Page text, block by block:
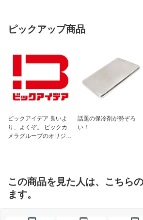
仕様2
前輪ストッパー
ピックアップ商品
ビックアイデア 良いよ
り、よくぞ。 ビックカ
メラグループのオリジナ
話題の保冷剤が勢ぞろ
い！
この商品を見た人は、こちら
ます。